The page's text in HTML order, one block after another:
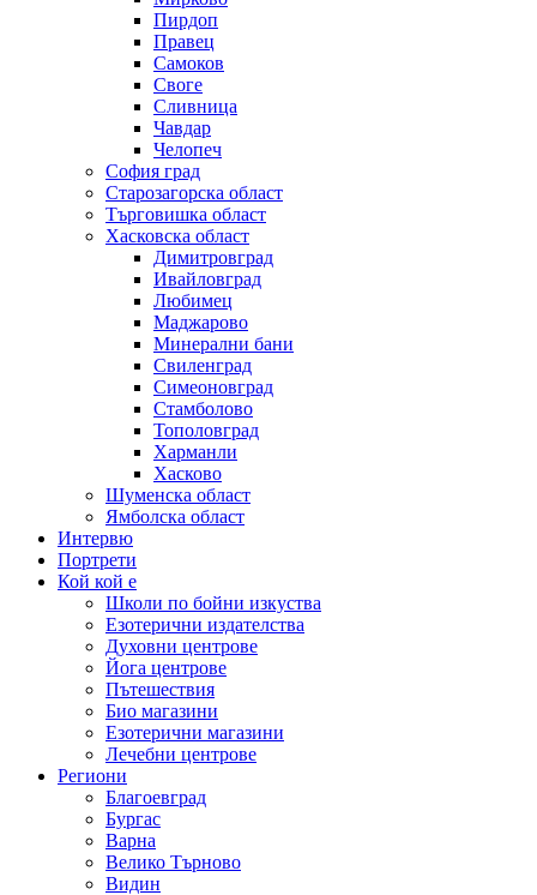
Пирдоп
Правец
Самоков
Своге
Сливница
Чавдар
Челопеч
София град
Старозагорска област
Търговишка област
Хасковска област
Димитровград
Ивайловград
Любимец
Маджарово
Минерални бани
Свиленград
Симеоновград
Стамболово
Тополовград
Харманли
Хасково
Шуменска област
Ямболска област
Интервю
Портрети
Кой кой е
Школи по бойни изкуства
Езотерични издателства
Духовни центрове
Йога центрове
Пътешествия
Био магазини
Езотерични магазини
Лечебни центрове
Региони
Благоевград
Бургас
Варна
Велико Търново
Видин